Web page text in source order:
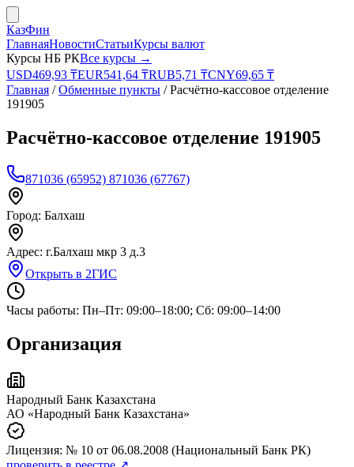
КазФин
ГлавнаяНовостиСтатьиКурсы валют
Курсы НБ РКВсе курсы →
USD469,93 ₸EUR541,64 ₸RUB5,71 ₸CNY69,65 ₸
Главная /Обменные пункты /Расчётно-кассовое отделение
191905
Расчётно-кассовое отделение 191905
871036 (65952) 871036 (67767)
Город: Балхаш
Адрес: г.Балхаш мкр 3 д.3
Открыть в 2ГИС
Часы работы: Пн–Пт: 09:00–18:00; Сб: 09:00–14:00
Организация
Народный Банк Казахстана
АО «Народный Банк Казахстана»
Лицензия: № 10 от 06.08.2008 (Национальный Банк РК)